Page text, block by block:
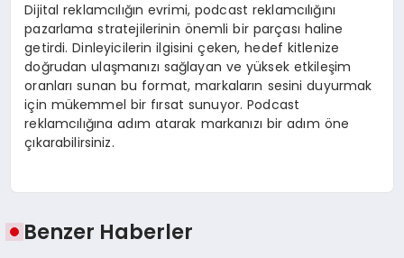
Dijital reklamcılığın evrimi, podcast reklamcılığını
pazarlama stratejilerinin önemli bir parçası haline
getirdi. Dinleyicilerin ilgisini çeken, hedef kitlenize
doğrudan ulaşmanızı sağlayan ve yüksek etkileşim
oranları sunan bu format, markaların sesini duyurmak
için mükemmel bir fırsat sunuyor. Podcast
reklamcılığına adım atarak markanızı bir adım öne
çıkarabilirsiniz.
Benzer Haberler